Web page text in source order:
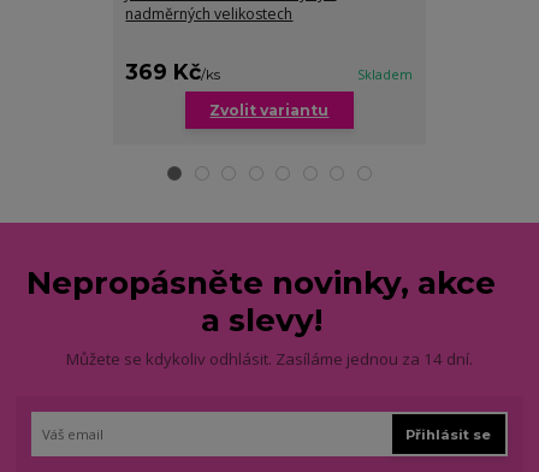
nadměrných velikostech
369 Kč/ks Skladem
Zvolit variantu
Nepropásněte novinky, akce
a slevy!
Můžete se kdykoliv odhlásit. Zasíláme jednou za 14 dní.
Přihlásit se